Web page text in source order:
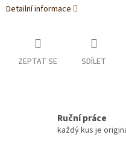
Detailní informace
ZEPTAT SE SDÍLET
Ruční práce
každý kus je